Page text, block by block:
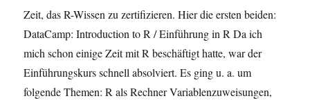
Zeit, das R-Wissen zu zertifizieren. Hier die ersten beiden:
DataCamp: Introduction to R / Einführung in R Da ich
mich schon einige Zeit mit R beschäftigt hatte, war der
Einführungskurs schnell absolviert. Es ging u. a. um
folgende Themen: R als Rechner Variablenzuweisungen,